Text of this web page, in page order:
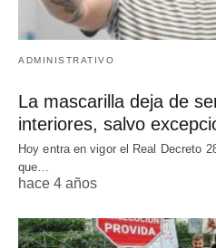
ADMINISTRATIVO
La mascarilla deja de
interiores, salvo
Hoy entra en vigor el Real Decreto
que…
hace 4 años